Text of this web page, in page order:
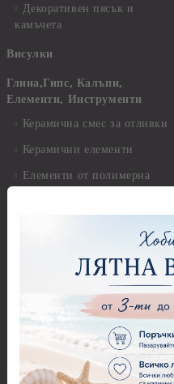
Декоративен пясък и
камъчета
Висулки
Глина,Гипс, Калъпи,
Елементи, Инструменти
Керамична смес за отливки
Керамични елементи
Елементи от полимерна
Пластични елементи
Инструменти за моделиране
Молдове и шаблони
Самосъхнеща глина
Полимерна Глина
Приложни техники и